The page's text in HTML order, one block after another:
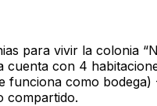
para vivir la colonia
con 4
como
compartido.